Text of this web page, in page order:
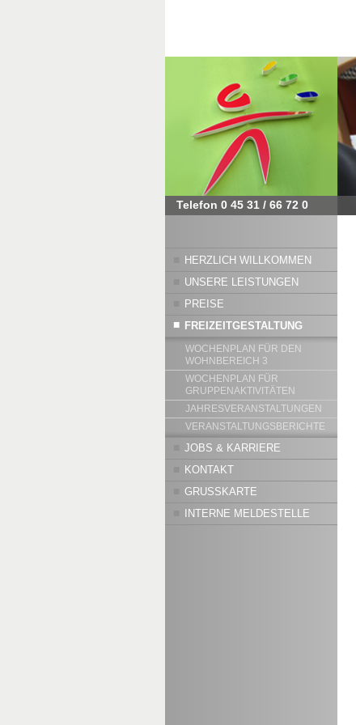
Telefon 0 45 31 / 66 72 0
HERZLICH WILLKOMMEN
UNSERE LEISTUNGEN
PREISE
FREIZEITGESTALTUNG
WOCHENPLAN FÜR DEN
WOHNBEREICH 3
WOCHENPLAN FÜR
GRUPPENAKTIVITÄTEN
JAHRESVERANSTALTUNGEN
VERANSTALTUNGSBERICHTE
JOBS & KARRIERE
KONTAKT
GRUSSKARTE
INTERNE MELDESTELLE